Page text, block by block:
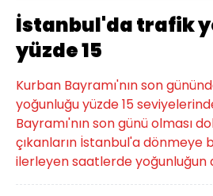
İstanbul'da trafik
yüzde 15
Kurban Bayramı'nın son
yoğunluğu yüzde 15
Bayramı'nın son günü olması
çıkanların İstanbul'a dönmeye
ilerleyen saatlerde yoğunluğun